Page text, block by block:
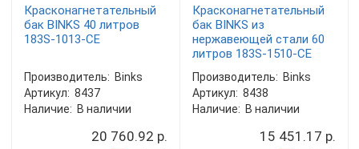
Красконагнетательный
бак BINKS 40 литров
183S-1013-CE
Производитель: Binks
Артикул: 8437
Наличие: В наличии
20 760.92 р.
Красконагнетательный
бак BINKS из
нержавеющей стали 60
литров 183S-1510-CE
Производитель: Binks
Артикул: 8438
Наличие: В наличии
15 451.17 р.